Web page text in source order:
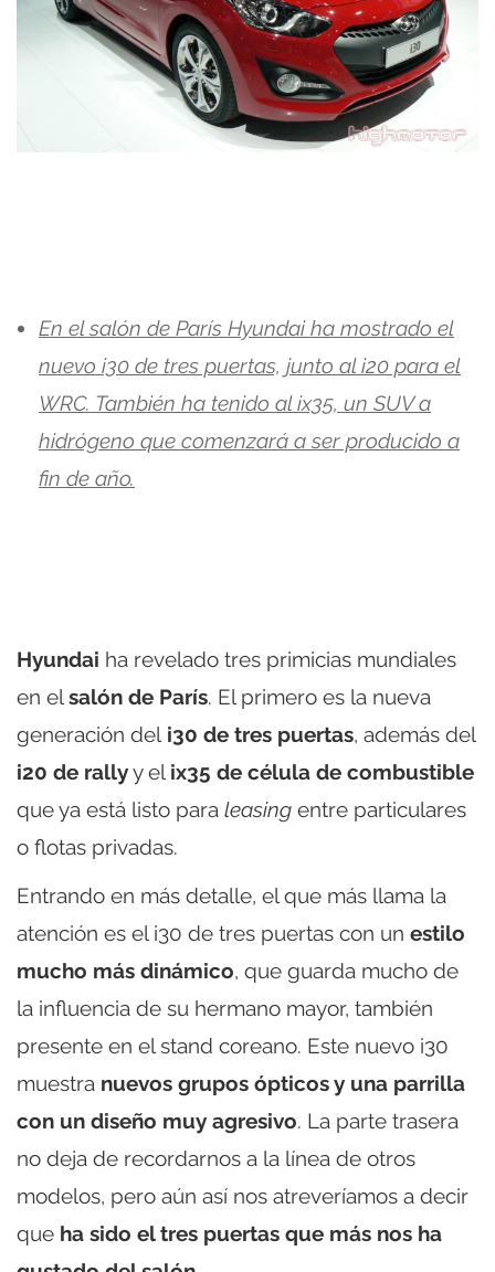
En el salón de París Hyundai ha mostrado el
nuevo i30 de tres puertas, junto al i20 para el
WRC. También ha tenido al ix35, un SUV a
hidrógeno que comenzará a ser producido a
fin de año.
Hyundai ha revelado tres primicias mundiales
en elsalón de París. El primero es la nueva
generación del i30 de tres puertas, además del
i20 de rallyy el ix35 de célula de combustible
que ya está listo para leasing entre particulares
o flotas privadas.
Entrando en más detalle, el que más llama la
atención es el i30 de tres puertas con un estilo
mucho más dinámico, que guarda mucho de
la influencia de su hermano mayor, también
presente en el stand coreano. Este nuevo i30
muestra nuevos grupos ópticos y una parrilla
con un diseño muy agresivo. La parte trasera
no deja de recordarnos a la línea de otros
modelos, pero aún así nos atreveríamos a decir
que ha sido el tres puertas que más nos ha